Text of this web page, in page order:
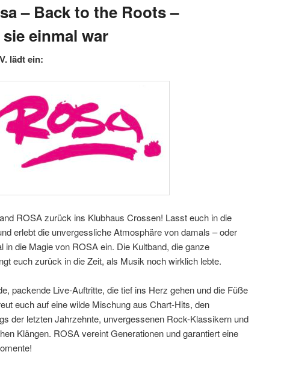
– Back to the Roots –
einmal war
lädt ein:
ROSA zurück ins Klubhaus Crossen! Lasst euch in die
erlebt die unvergessliche Atmosphäre von damals – oder
in die Magie von ROSA ein. Die Kultband, die ganze
euch zurück in die Zeit, als Musik noch wirklich lebte.
packende Live-Auftritte, die tief ins Herz gehen und die Füße
euch auf eine wilde Mischung aus Chart-Hits, den
der letzten Jahrzehnte, unvergessenen Rock-Klassikern und
Klängen. ROSA vereint Generationen und garantiert eine